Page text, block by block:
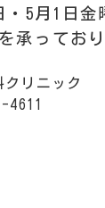
・5月1日金
承ってお
クリニック
4611